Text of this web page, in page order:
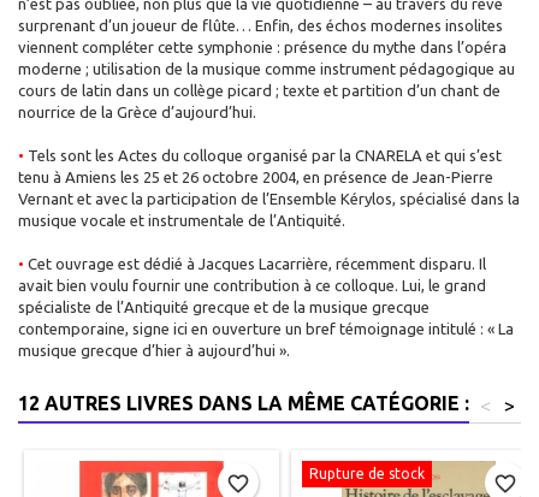
n’est pas oubliée, non plus que la vie quotidienne – au travers du rêve
surprenant d’un joueur de flûte… Enfin, des échos modernes insolites
viennent compléter cette symphonie : présence du mythe dans l’opéra
moderne ; utilisation de la musique comme instrument pédagogique au
cours de latin dans un collège picard ; texte et partition d’un chant de
nourrice de la Grèce d’aujourd’hui.
• Tels sont les Actes du colloque organisé par la CNARELA et qui s’est
tenu à Amiens les 25 et 26 octobre 2004, en présence de Jean-Pierre
Vernant et avec la participation de l’Ensemble Kérylos, spécialisé dans la
musique vocale et instrumentale de l’Antiquité.
• Cet ouvrage est dédié à Jacques Lacarrière, récemment disparu. Il
avait bien voulu fournir une contribution à ce colloque. Lui, le grand
spécialiste de l’Antiquité grecque et de la musique grecque
contemporaine, signe ici en ouverture un bref témoignage intitulé : « La
musique grecque d’hier à aujourd’hui ».
12 AUTRES LIVRES DANS LA MÊME CATÉGORIE : >
<
favorite_border Rupture de stock favorite_border